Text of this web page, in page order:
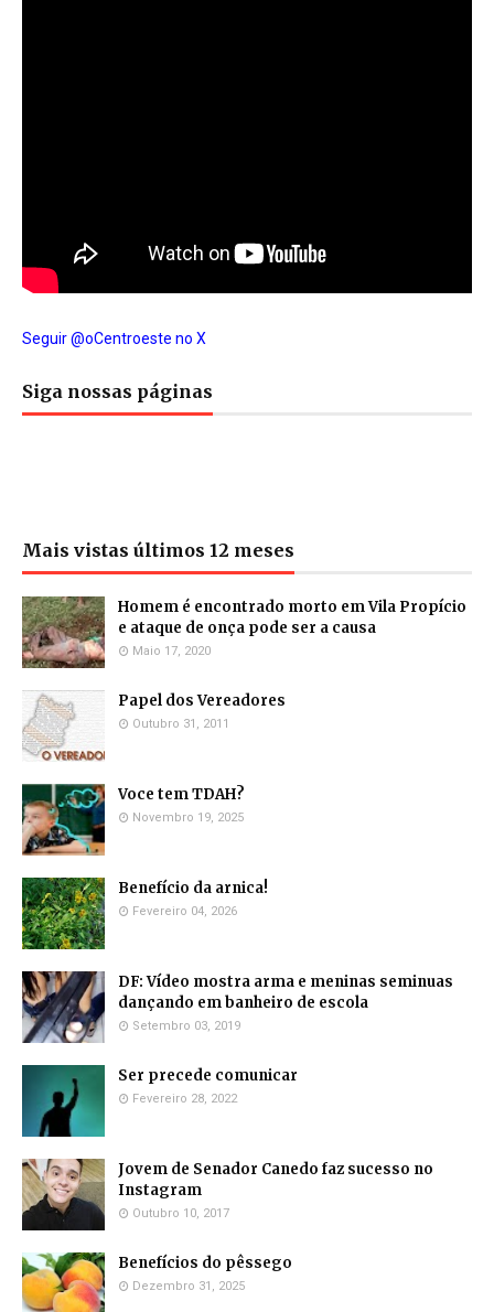
Seguir @oCentroeste no X
Siga nossas páginas
Mais vistas últimos 12 meses
Homem é encontrado morto em Vila Propício
e ataque de onça pode ser a causa
Maio 17, 2020
Papel dos Vereadores
Outubro 31, 2011
Voce tem TDAH?
Novembro 19, 2025
Benefício da arnica!
Fevereiro 04, 2026
DF: Vídeo mostra arma e meninas seminuas
dançando em banheiro de escola
Setembro 03, 2019
Ser precede comunicar
Fevereiro 28, 2022
Jovem de Senador Canedo faz sucesso no
Instagram
Outubro 10, 2017
Benefícios do pêssego
Dezembro 31, 2025